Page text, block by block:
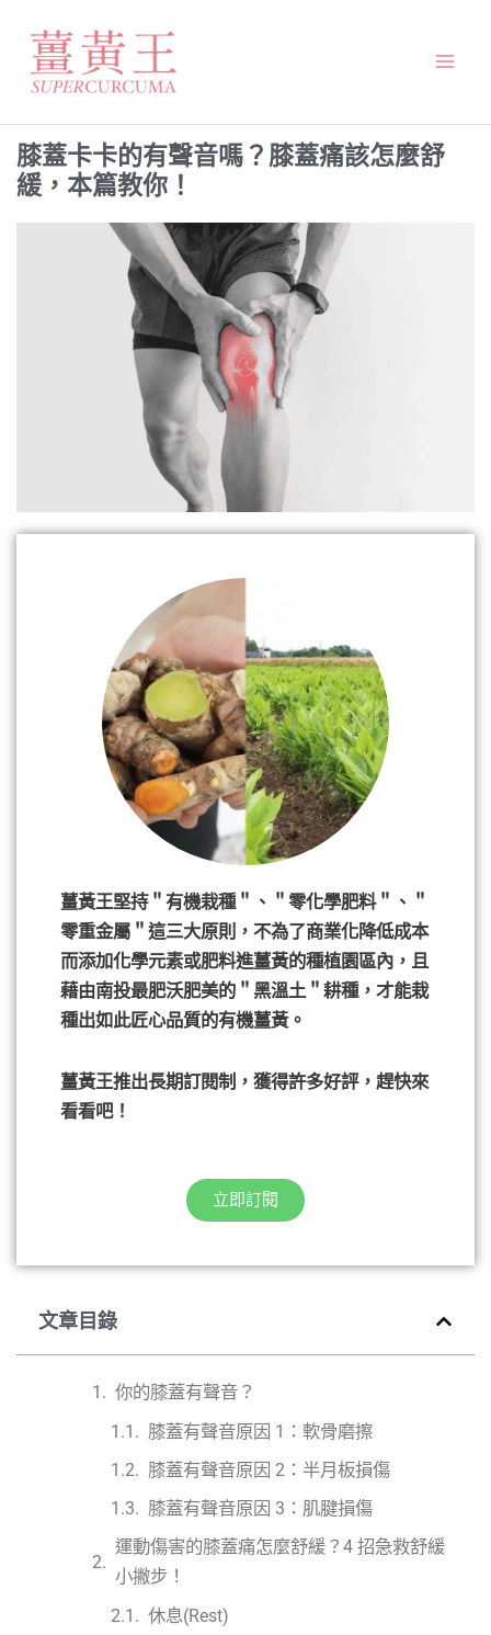
內
膝蓋卡卡的有聲音嗎？膝蓋痛該怎麼舒
緩，本篇教你！
薑黃王堅持＂有機栽種＂、＂零化學肥料＂、＂
零重金屬＂這三大原則，不為了商業化降低成本
而添加化學元素或肥料進薑黃的種植園區內，且
藉由南投最肥沃肥美的＂黑溫土＂耕種，才能栽
種出如此匠心品質的有機薑黃。
薑黃王推出長期訂閱制，獲得許多好評，趕快來
看看吧！
立即訂閱
文章目錄
你的膝蓋有聲音？
膝蓋有聲音原因 1：軟骨磨擦
膝蓋有聲音原因 2：半月板損傷
膝蓋有聲音原因 3：肌腱損傷
運動傷害的膝蓋痛怎麼舒緩？4 招急救舒緩
小撇步！
休息(Rest)